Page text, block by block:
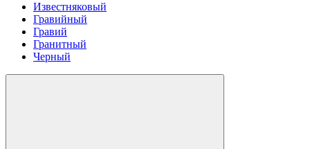
Известняковый
Гравийный
Гравий
Гранитный
Черный